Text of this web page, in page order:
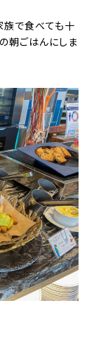
族で食べても十
朝ごはんにしま